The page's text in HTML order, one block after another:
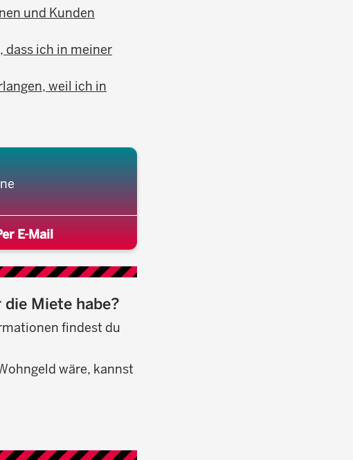
und Kunden
dass ich in meiner
weil ich in
E-Mail
Miete habe?
findest du
wäre, kannst